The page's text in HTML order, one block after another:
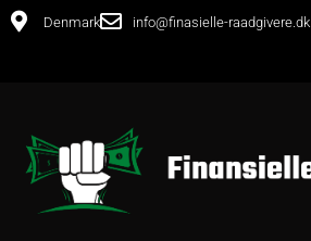
Denmark info@finasielle-raadgivere.dk